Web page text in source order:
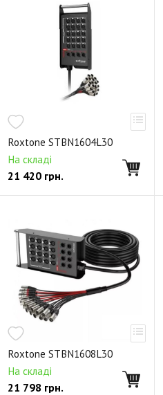
Roxtone STBN1604L30
На складі
21 420 грн.
Roxtone STBN1608L30
На складі
21 798 грн.